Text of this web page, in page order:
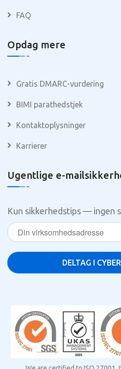
FAQ
Opdag mere
Gratis DMARC-vurdering
BIMI parathedstjek
Kontaktoplysninger
Karrierer
Ugentlige e-
Kun sikkerhedstips — ingen